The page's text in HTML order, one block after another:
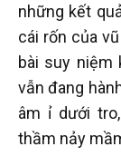
những kết
cái rốn của
bài suy niệm
vẫn đang
âm ỉ dưới
thầm nảy